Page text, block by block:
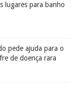
lugares para banho
pede ajuda para o
de doença rara